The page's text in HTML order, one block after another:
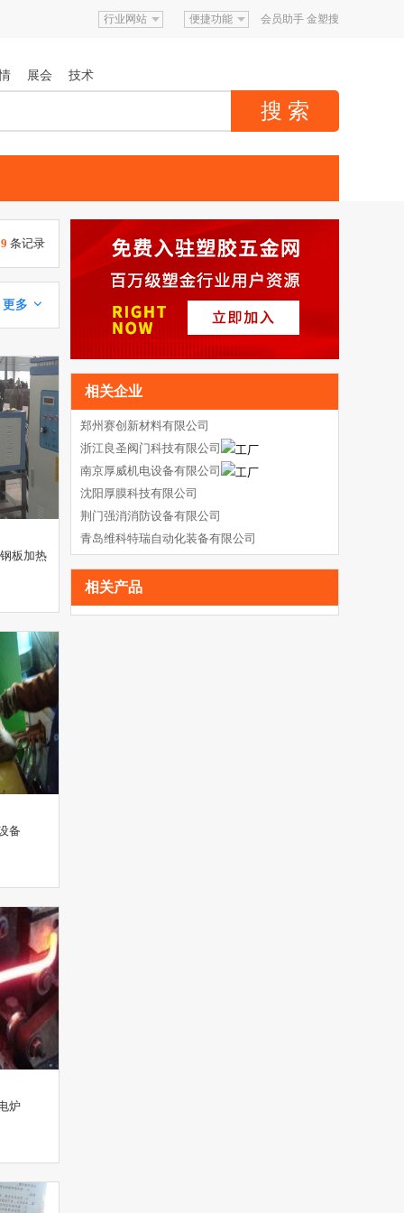
行业网站 便捷功能 会员助手 金塑搜
展会 技术
条记录
更多 
板加热
备
炉
相关企业
郑州赛创新材料有限公司
浙江良圣阀门科技有限公司
南京厚威机电设备有限公司
沈阳厚膜科技有限公司
荆门强消消防设备有限公司
青岛维科特瑞自动化装备有限公司
相关产品